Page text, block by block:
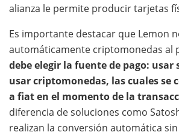
alianza le permite producir tarjetas
Es importante destacar que Lemon
automáticamente criptomonedas al
debe elegir la fuente de pago: usar
usar criptomonedas, las cuales se
a fiat en el momento de la
diferencia de soluciones como
realizan la conversión automática